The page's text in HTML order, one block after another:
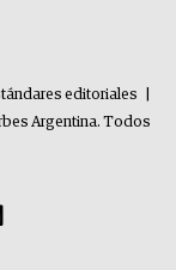
editoriales
Argentina. Todos